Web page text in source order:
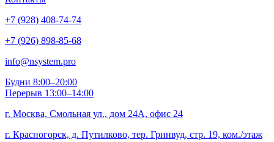
+7 (928) 408-74-74
+7 (926) 898-85-68
info@nsystem.pro
Будни 8:00–20:00
Перерыв 13:00–14:00
г. Москва, Смольная ул., дом 24А, офис 24
г. Красногорск, д. Путилково, тер. Гринвуд, стр. 19, ком./этаж